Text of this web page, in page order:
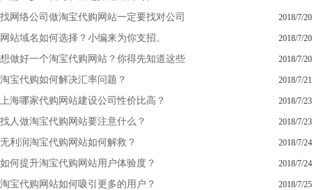
找网络公司做淘宝代购网站一定要找对公司 2018/7/20
网站域名如何选择？小编来为你支招。 2018/7/20
想做好一个淘宝代购网站？你得先知道这些 2018/7/20
淘宝代购如何解决汇率问题？ 2018/7/21
上海哪家代购网站建设公司性价比高？ 2018/7/23
找人做淘宝代购网站要注意什么？ 2018/7/23
无利润淘宝代购网站如何解救？ 2018/7/24
如何提升淘宝代购网站用户体验度？ 2018/7/24
淘宝代购网站如何吸引更多的用户？ 2018/7/25